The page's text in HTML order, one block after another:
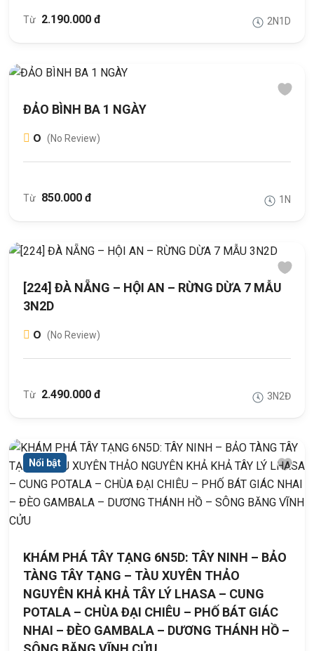
Từ 2.190.000 đ 2N1D
ĐẢO BÌNH BA 1 NGÀY
0 (No Review)
Từ 850.000 đ 1N
[224] ĐÀ NẴNG – HỘI AN – RỪNG DỪA 7 MẪU
3N2D
0 (No Review)
Từ 2.490.000 đ 3N2Đ
Nổi bật
KHÁM PHÁ TÂY TẠNG 6N5D: TÂY NINH – BẢO
TÀNG TÂY TẠNG – TÀU XUYÊN THẢO
NGUYÊN KHẢ KHẢ TÂY LÝ LHASA – CUNG
POTALA – CHÙA ĐẠI CHIÊU – PHỐ BÁT GIÁC
NHAI – ĐÈO GAMBALA – DƯƠNG THÁNH HỒ –